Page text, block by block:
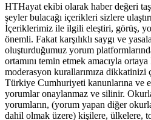
HTHayat ekibi olarak haber değeri
şeyler bulacağı içerikleri sizlere
İçeriklerimiz ile ilgili eleştiri, görüş,
önemli. Fakat karşılıklı saygı ve
oluşturduğumuz yorum
ortamını temin etmek amacıyla
moderasyon kurallarımıza dikkatinizi
Türkiye Cumhuriyeti kanunlarına ve
yorumlar onaylanmaz ve silinir.
yorumların, (yorum yapan diğer
dahil olmak üzere) kişilere, ülkelere,